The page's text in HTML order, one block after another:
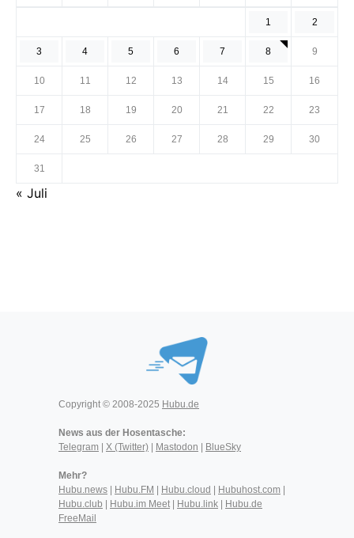
1 2
3 4 5 6 7 8 9
10 11 12 13 14 15 16
17 18 19 20 21 22 23
24 25 26 27 28 29 30
31
« Juli
Copyright © 2008-2025 Hubu.de
News aus der Hosentasche:
Telegram
X (Twitter) Mastodon BlueSky
Mehr?
Hubu.news
Hubu.FM Hubu.cloud Hubuhost.com
Hubu.club
Hubu.im Meet| Hubu.link
Hubu.de
FreeMail